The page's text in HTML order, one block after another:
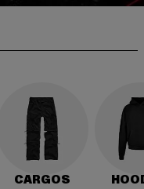
CARGOS